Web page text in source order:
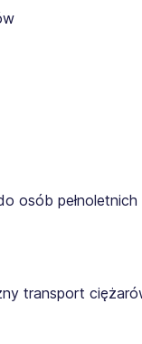
osób
transport